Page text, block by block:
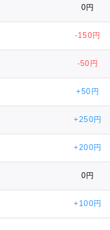
0円
-150円
-50円
+50円
+250円
+200円
0円
+100円